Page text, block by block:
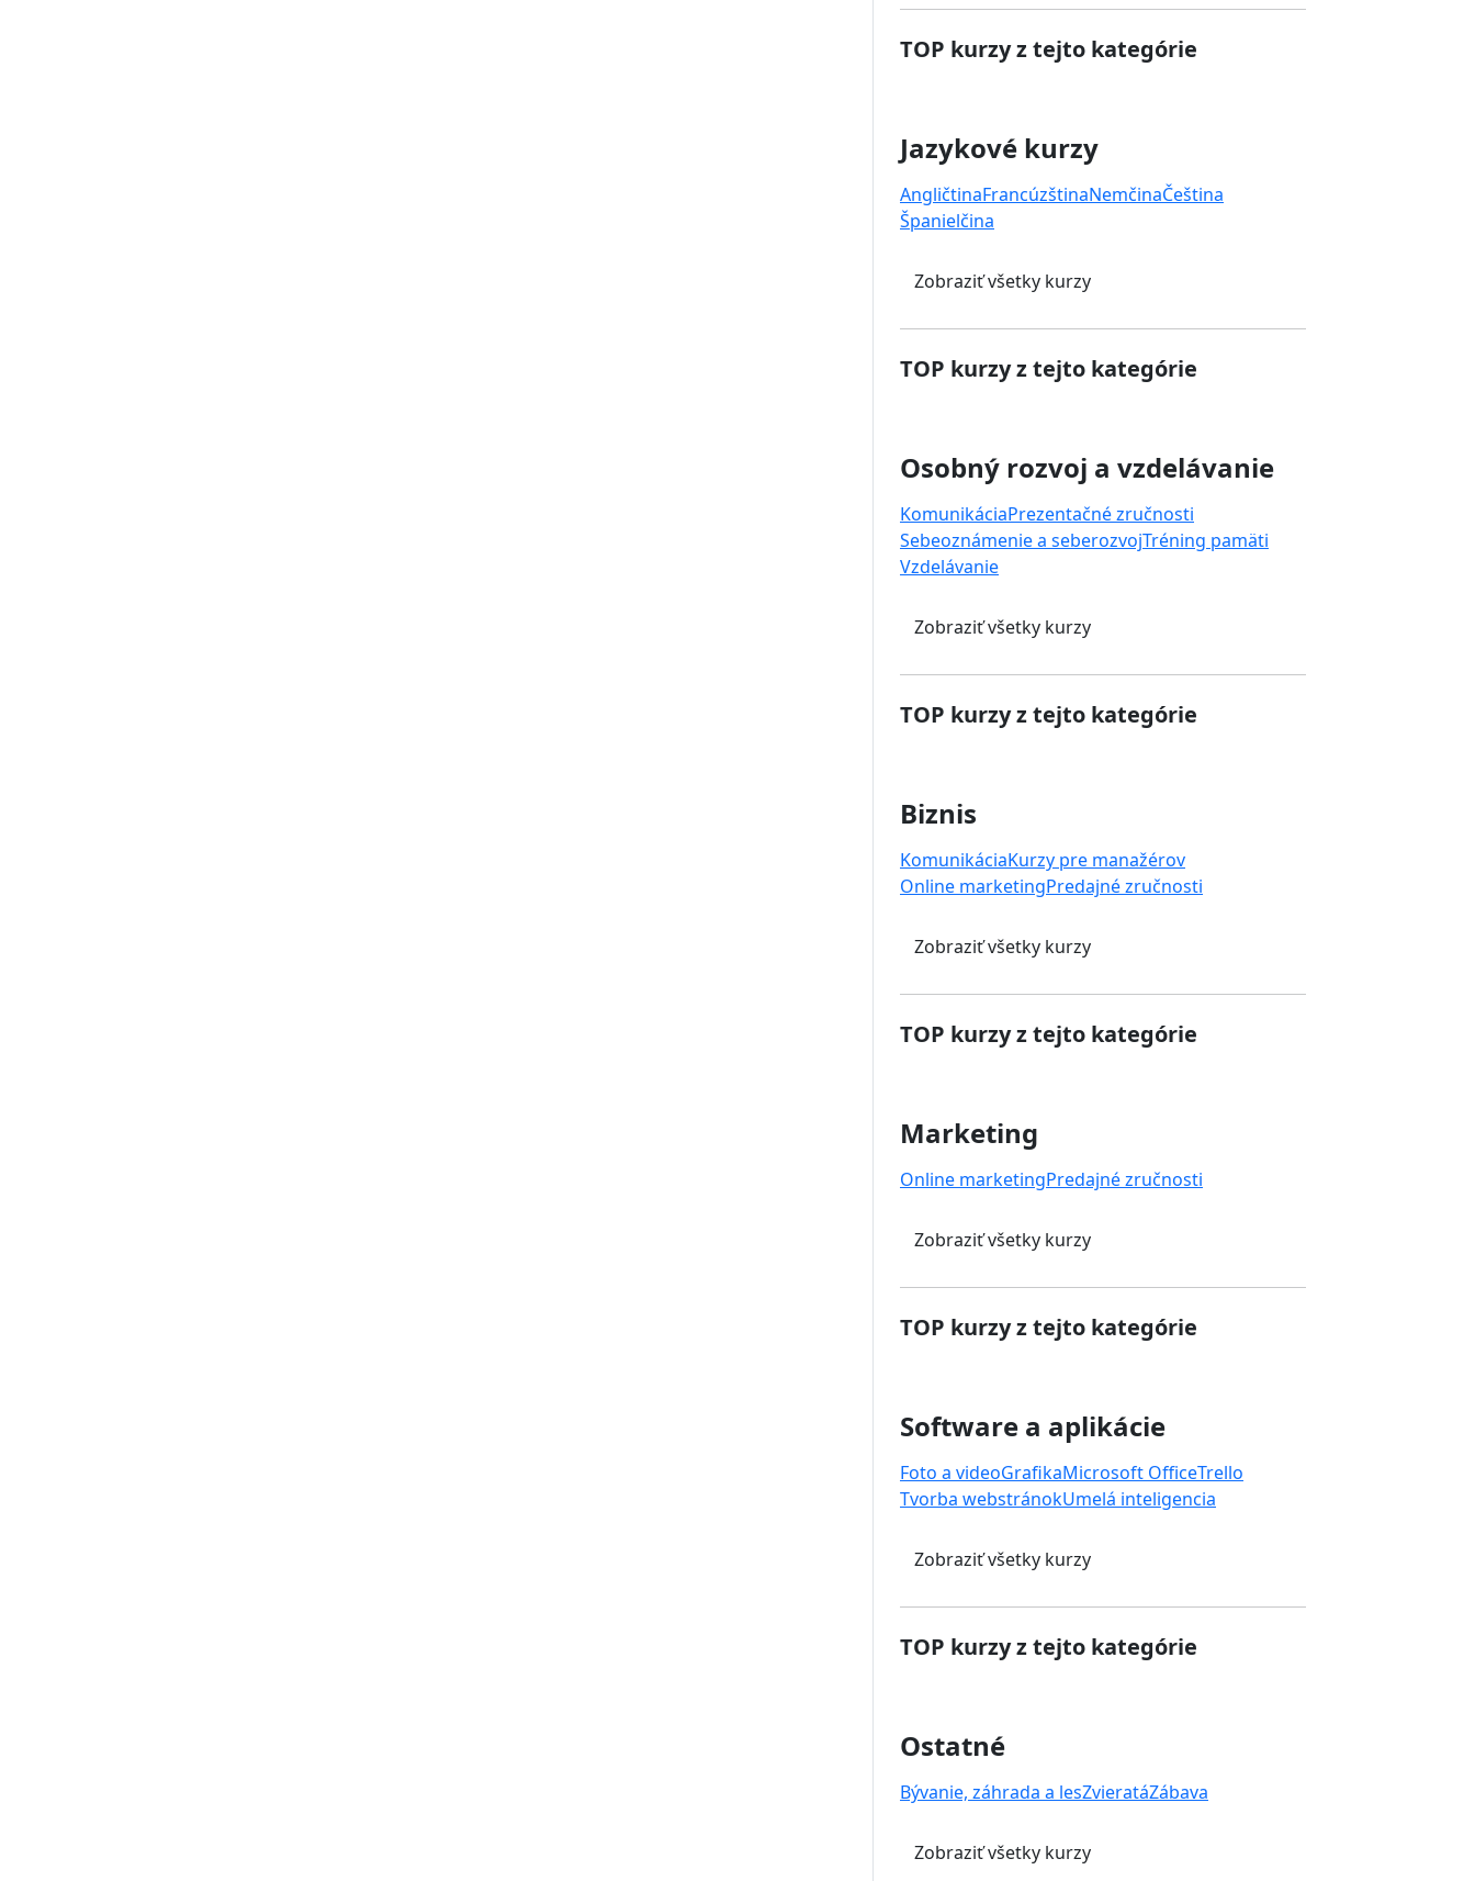
TOP kurzy z tejto kategórie
Jazykové kurzy
AngličtinaFrancúzštinaNemčinaČeština
Španielčina
Zobraziť všetky kurzy
TOP kurzy z tejto kategórie
Osobný rozvoj a vzdelávanie
KomunikáciaPrezentačné zručnosti
Sebeoznámenie a seberozvojTréning pamäti
Vzdelávanie
Zobraziť všetky kurzy
TOP kurzy z tejto kategórie
Biznis
KomunikáciaKurzy pre manažérov
Online marketingPredajné zručnosti
Zobraziť všetky kurzy
TOP kurzy z tejto kategórie
Marketing
Online marketingPredajné zručnosti
Zobraziť všetky kurzy
TOP kurzy z tejto kategórie
Software a aplikácie
Foto a videoGrafikaMicrosoft OfficeTrello
Tvorba webstránokUmelá inteligencia
Zobraziť všetky kurzy
TOP kurzy z tejto kategórie
Ostatné
Bývanie, záhrada a lesZvieratáZábava
Zobraziť všetky kurzy